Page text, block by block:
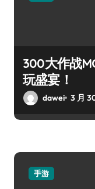
300大作战
玩盛宴！
dawei 3 月
手游